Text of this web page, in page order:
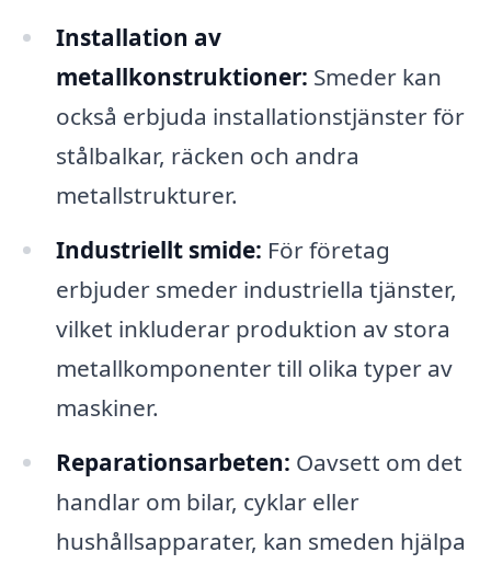
Installation av
metallkonstruktioner: Smeder kan
också erbjuda installationstjänster för
stålbalkar, räcken och andra
metallstrukturer.
Industriellt smide: För företag
erbjuder smeder industriella tjänster,
vilket inkluderar produktion av stora
metallkomponenter till olika typer av
maskiner.
Reparationsarbeten: Oavsett om det
handlar om bilar, cyklar eller
hushållsapparater, kan smeden hjälpa